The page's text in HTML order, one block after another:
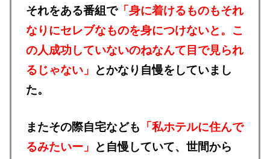
それをある番組で「身に着けるものもそれ
なりにセレブなものを身につけないと。こ
の人成功していないのねなんて目で見られ
るじゃない」
とかなり自慢をしていまし
た。
またその際自宅なども 「私ホテルに住んで
るみたいー」
と自慢していて、世間から